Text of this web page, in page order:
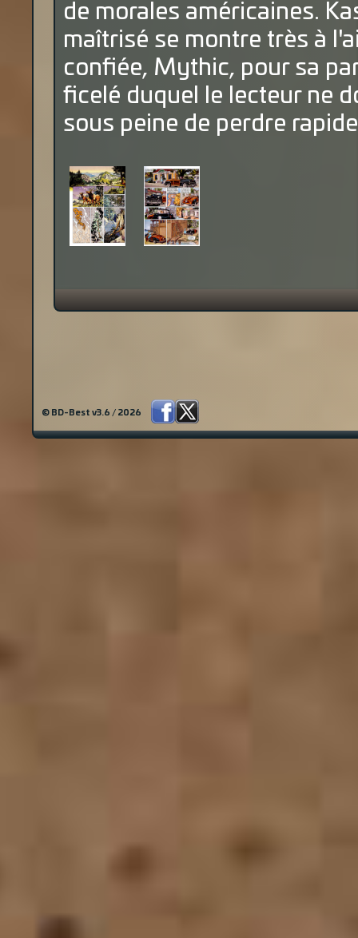
de morales américaines.
maîtrisé se montre très à
confiée, Mythic, pour sa
ficelé duquel le lecteur ne
sous peine de perdre
© BD-Best v3.6 / 2026